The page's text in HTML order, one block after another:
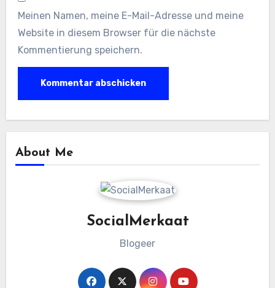
Meinen Namen, meine E-Mail-Adresse und meine
Website in diesem Browser für die nächste
Kommentierung speichern.
About Me
SocialMerkaat
Blogeer